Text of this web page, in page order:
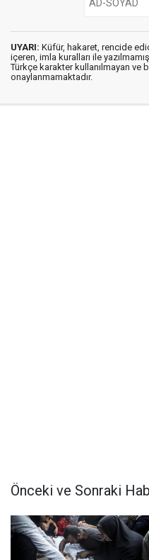
UYARI: Küfür, hakaret, rencide
içeren, imla kuralları ile
Türkçe karakter kullanılmayan ve
onaylanmamaktadır.
Önceki ve Sonraki